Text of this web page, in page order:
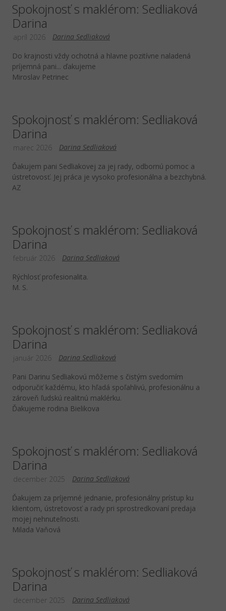
Spokojnosť s maklérom: Sedliaková
Darina
Darina Sedliaková
apríl 2026
Do krajnosti vždy ochotná a hlavne pozitívne naladená
príjemná pani... ďakujeme
Miroslav Petrinec
Spokojnosť s maklérom: Sedliaková
Darina
Darina Sedliaková
marec 2026
Ďakujem pani Sedliakovej za jej rady, odbornú pomoc a
ústretovosť. Jej práca je vysoko profesionálna a bezchybná.
AZ
Spokojnosť s maklérom: Sedliaková
Darina
Darina Sedliaková
február 2026
Rýchlosť profesionalita.
M. S.
Spokojnosť s maklérom: Sedliaková
Darina
Darina Sedliaková
január 2026
Pani Darinu Sedliakovú môžeme s čistým svedomím
odporučiť každému, kto hľadá spoľahlivú, profesionálnu a
zároveň ľudskú realitnú maklérku.
Ďakujeme rodina Bielikova
Spokojnosť s maklérom: Sedliaková
Darina
Darina Sedliaková
december 2025
Ďakujem za príjemné jednanie, profesionálny prístup ku
klientom, ústretovosť a rady pri sprostredkovaní predaja
mojej nehnuteľnosti.
Milada Vaňová
Spokojnosť s maklérom: Sedliaková
Darina
Darina Sedliaková
december 2025